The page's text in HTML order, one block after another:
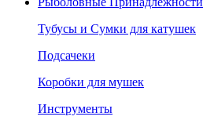
Тубусы и Сумки для катушек
Подсачеки
Коробки для мушек
Инструменты